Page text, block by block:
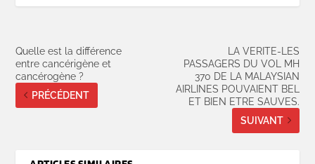
Quelle est la différence
entre cancérigène et
cancérogène ?
PRÉCÉDENT
LA VERITE-LES
PASSAGERS DU VOL MH
370 DE LA MALAYSIAN
AIRLINES POUVAIENT BEL
ET BIEN ETRE SAUVES.
SUIVANT